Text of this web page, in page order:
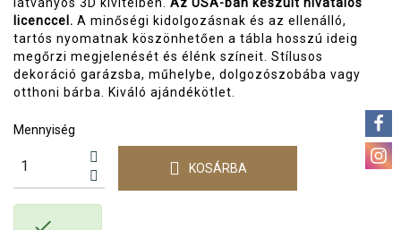
licenccel. A minőségi kidolgozásnak és az ellenálló,
tartós nyomatnak köszönhetően a tábla hosszú ideig
megőrzi megjelenését és élénk színeit. Stílusos
dekoráció garázsba, műhelybe, dolgozószobába vagy
otthoni bárba. Kiváló ajándékötlet.
Mennyiség
KOSÁRBA